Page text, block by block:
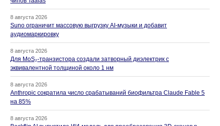
8 августа 2026
Suno ограничит массовую выгрузку AI-музыки и добавит
аудиомаркировку
8 августа 2026
Для MoS₂-транзистора создали затворный диэлектрик с
эквивалентной толщиной около 1 нм
8 августа 2026
Anthropic сократила число срабатываний биофильтра Claude Fable 5
на 85%
8 августа 2026